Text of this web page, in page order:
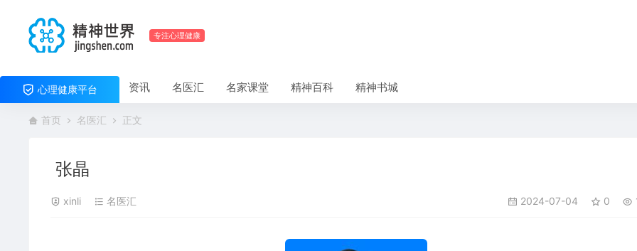
专注心理健康
心理健康平台 资讯 名医汇 名家课堂 精神百科 精神书城
首页 名医汇 正文
张晶
xinli 名医汇 2024-07-04 0